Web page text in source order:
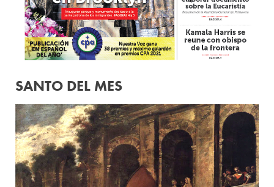
SANTO DEL MES